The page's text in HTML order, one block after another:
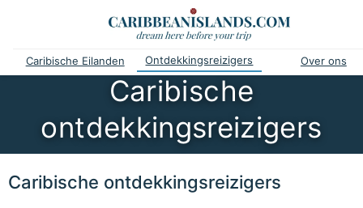
Caribische Eilanden Ontdekkingsreizigers Over ons
Caribische
ontdekkingsreizigers
Caribische ontdekkingsreizigers